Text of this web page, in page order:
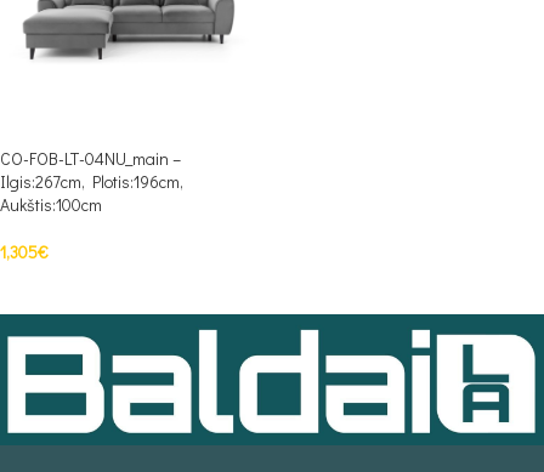
CO-FOB-LT-04NU_main –
Ilgis:267cm, Plotis:196cm,
Aukštis:100cm
1,305€